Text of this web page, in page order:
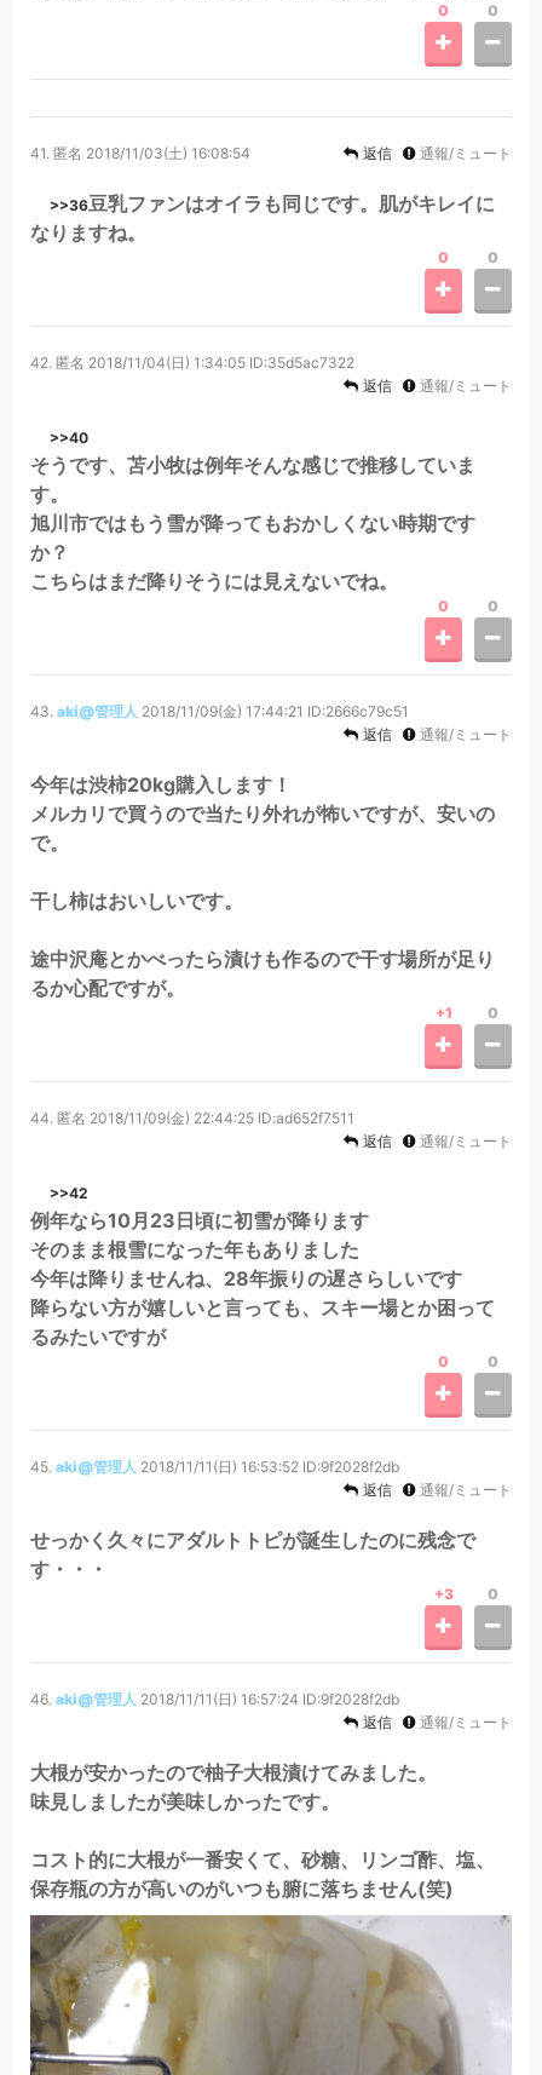
0 0
41. 匿名 2018/11/03(土) 16:08:54 返信 通報/ミュート
>>36豆乳ファンはオイラも同じです。肌がキレイに
なりますね。
0 0
42. 匿名 2018/11/04(日) 1:34:05 ID:35d5ac7322
返信
通報/ミュート
>>40
そうです、苫小牧は例年そんな感じで推移していま
す。
旭川市ではもう雪が降ってもおかしくない時期です
か？
こちらはまだ降りそうには見えないでね。
0 0
43. aki@管理人 2018/11/09(金) 17:44:21 ID:2666c79c51
返信
通報/ミュート
今年は渋柿20kg購入します！
メルカリで買うので当たり外れが怖いですが、安いの
で。
干し柿はおいしいです。
途中沢庵とかべったら漬けも作るので干す場所が足り
るか心配ですが。
+1 0
44. 匿名 2018/11/09(金) 22:44:25 ID:ad652f7511
返信
通報/ミュート
>>42
例年なら10月23日頃に初雪が降ります
そのまま根雪になった年もありました
今年は降りませんね、28年振りの遅さらしいです
降らない方が嬉しいと言っても、スキー場とか困って
るみたいですが
0 0
45. aki@管理人 2018/11/11(日) 16:53:52 ID:9f2028f2db
返信
通報/ミュート
せっかく久々にアダルトトピが誕生したのに残念で
す・・・
+3 0
46. aki@管理人 2018/11/11(日) 16:57:24 ID:9f2028f2db
返信
通報/ミュート
大根が安かったので柚子大根漬けてみました。
味見しましたが美味しかったです。
コスト的に大根が一番安くて、砂糖、リンゴ酢、塩、
保存瓶の方が高いのがいつも腑に落ちません(笑)